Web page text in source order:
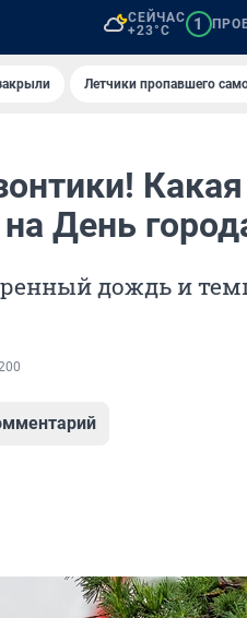
СЕЙЧАС
+23°C
1
Летчики пропавшего
День
дождь и